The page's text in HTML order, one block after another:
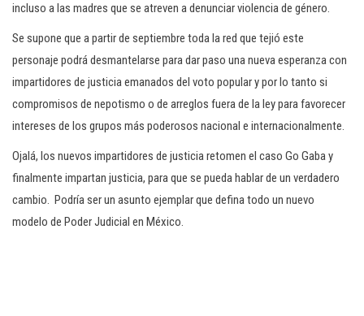
incluso a las madres que se atreven a denunciar violencia de género.
Se supone que a partir de septiembre toda la red que tejió este
personaje podrá desmantelarse para dar paso una nueva esperanza con
impartidores de justicia emanados del voto popular y por lo tanto si
compromisos de nepotismo o de arreglos fuera de la ley para favorecer
intereses de los grupos más poderosos nacional e internacionalmente.
Ojalá, los nuevos impartidores de justicia retomen el caso Go Gaba y
finalmente impartan justicia, para que se pueda hablar de un verdadero
cambio. Podría ser un asunto ejemplar que defina todo un nuevo
modelo de Poder Judicial en México.